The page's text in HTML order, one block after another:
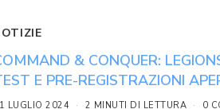
& CONQUER:
E PRE-REGISTRAZIONI
LUGLIO 2024 2 MINUTI DI LETTURA 0